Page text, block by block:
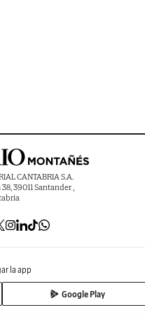
CANTABRIA S.A.
39011 Santander ,
la app
Google Play